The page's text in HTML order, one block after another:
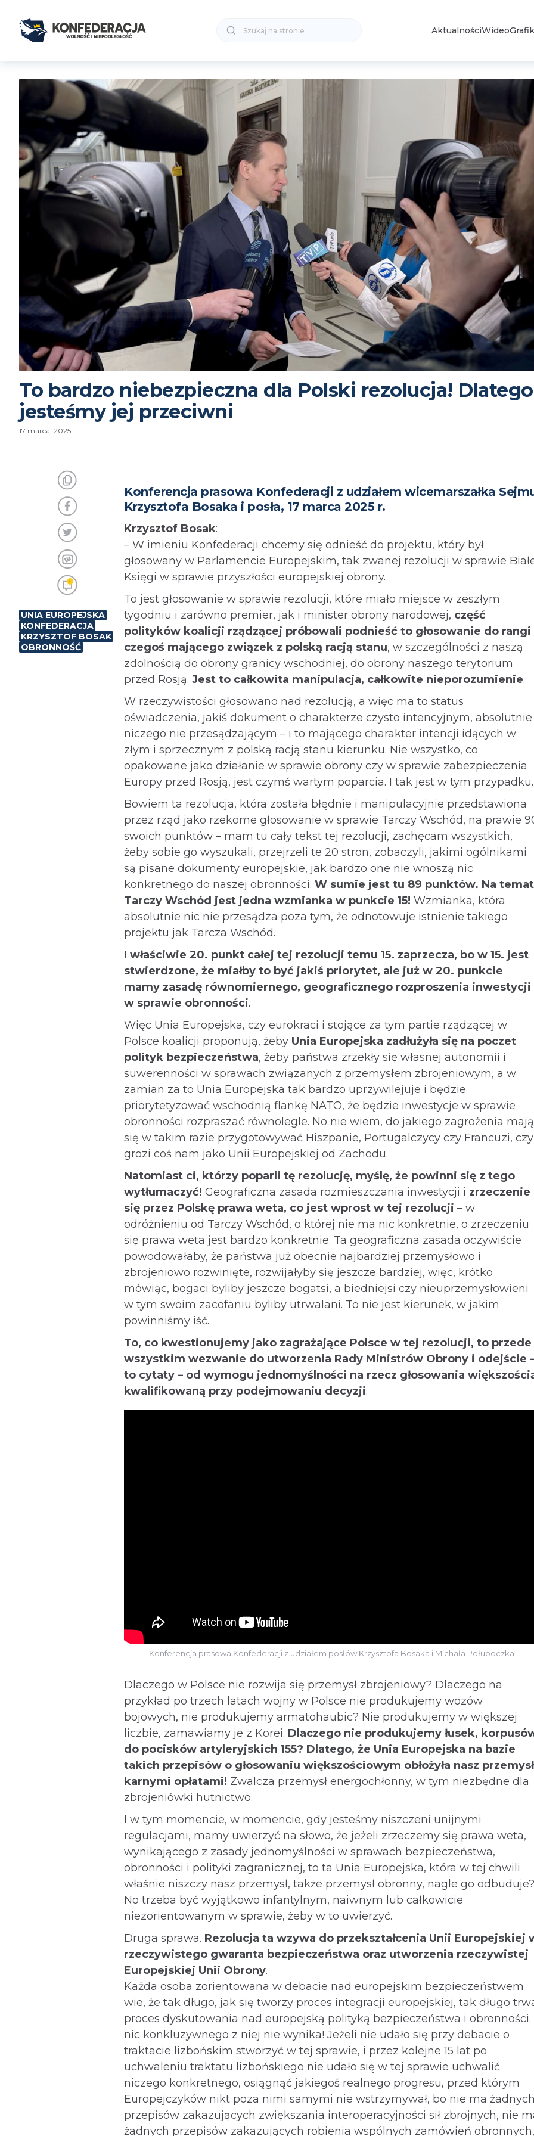
for:
AktualnościWideo
To bardzo niebezpieczna dla Polski rezolucja! Dlatego
jesteśmy jej przeciwni
17 marca, 2025
1
UNIA EUROPEJSKA
KONFEDERACJA
KRZYSZTOF BOSAK
OBRONNOŚĆ
Konferencja prasowa Konfederacji z udziałem wicemarszałka
Krzysztofa Bosaka i posła, 17 marca 2025 r.
Krzysztof Bosak:
– W imieniu Konfederacji chcemy się odnieść do projektu, który był
głosowany w Parlamencie Europejskim, tak zwanej rezolucji w sprawie
Księgi w sprawie przyszłości europejskiej obrony.
To jest głosowanie w sprawie rezolucji, które miało miejsce w zeszłym
tygodniu i zarówno premier, jak i minister obrony narodowej, część
polityków koalicji rządzącej próbowali podnieść to głosowanie do rangi
czegoś mającego związek z polską racją stanu, w szczególności z naszą
zdolnością do obrony granicy wschodniej, do obrony naszego terytorium
przed Rosją. Jest to całkowita manipulacja, całkowite nieporozumienie.
W rzeczywistości głosowano nad rezolucją, a więc ma to status
oświadczenia, jakiś dokument o charakterze czysto intencyjnym, absolutnie
niczego nie przesądzającym – i to mającego charakter intencji idących w
złym i sprzecznym z polską racją stanu kierunku. Nie wszystko, co
opakowane jako działanie w sprawie obrony czy w sprawie zabezpieczenia
Europy przed Rosją, jest czymś wartym poparcia. I tak jest w tym przypadku.
Bowiem ta rezolucja, która została błędnie i manipulacyjnie przedstawiona
przez rząd jako rzekome głosowanie w sprawie Tarczy Wschód, na prawie
swoich punktów – mam tu cały tekst tej rezolucji, zachęcam wszystkich,
żeby sobie go wyszukali, przejrzeli te 20 stron, zobaczyli, jakimi ogólnikami
są pisane dokumenty europejskie, jak bardzo one nie wnoszą nic
konkretnego do naszej obronności. W sumie jest tu 89 punktów. Na temat
Tarczy Wschód jest jedna wzmianka w punkcie 15! Wzmianka, która
absolutnie nic nie przesądza poza tym, że odnotowuje istnienie takiego
projektu jak Tarcza Wschód.
I właściwie 20. punkt całej tej rezolucji temu 15. zaprzecza, bo w 15. jest
stwierdzone, że miałby to być jakiś priorytet, ale już w 20. punkcie
mamy zasadę równomiernego, geograficznego rozproszenia inwestycji
w sprawie obronności.
Więc Unia Europejska, czy eurokraci i stojące za tym partie rządzącej w
Polsce koalicji proponują, żeby Unia Europejska zadłużyła się na poczet
polityk bezpieczeństwa, żeby państwa zrzekły się własnej autonomii i
suwerenności w sprawach związanych z przemysłem zbrojeniowym, a w
zamian za to Unia Europejska tak bardzo uprzywilejuje i będzie
priorytetyzować wschodnią flankę NATO, że będzie inwestycje w sprawie
obronności rozpraszać równolegle. No nie wiem, do jakiego zagrożenia mają
się w takim razie przygotowywać Hiszpanie, Portugalczycy czy Francuzi, czy
grozi coś nam jako Unii Europejskiej od Zachodu.
Natomiast ci, którzy poparli tę rezolucję, myślę, że powinni się z tego
wytłumaczyć! Geograficzna zasada rozmieszczania inwestycji i zrzeczenie
się przez Polskę prawa weta, co jest wprost w tej rezolucji – w
odróżnieniu od Tarczy Wschód, o której nie ma nic konkretnie, o zrzeczeniu
się prawa weta jest bardzo konkretnie. Ta geograficzna zasada oczywiście
powodowałaby, że państwa już obecnie najbardziej przemysłowo i
zbrojeniowo rozwinięte, rozwijałyby się jeszcze bardziej, więc, krótko
mówiąc, bogaci byliby jeszcze bogatsi, a biedniejsi czy nieuprzemysłowieni
w tym swoim zacofaniu byliby utrwalani. To nie jest kierunek, w jakim
powinniśmy iść.
To, co kwestionujemy jako zagrażające Polsce w tej rezolucji, to przede
wszystkim wezwanie do utworzenia Rady Ministrów Obrony i odejście
to cytaty – od wymogu jednomyślności na rzecz głosowania
kwalifikowaną przy podejmowaniu decyzji.
Konferencja prasowa Konfederacji z udziałem posłów Krzysztofa Bosaka i Michała Połuboczka
Dlaczego w Polsce nie rozwija się przemysł zbrojeniowy? Dlaczego na
przykład po trzech latach wojny w Polsce nie produkujemy wozów
bojowych, nie produkujemy armatohaubic? Nie produkujemy w większej
liczbie, zamawiamy je z Korei. Dlaczego nie produkujemy łusek,
do pocisków artyleryjskich 155? Dlatego, że Unia Europejska na bazie
takich przepisów o głosowaniu większościowym obłożyła nasz przemysł
karnymi opłatami! Zwalcza przemysł energochłonny, w tym niezbędne dla
zbrojeniówki hutnictwo.
I w tym momencie, w momencie, gdy jesteśmy niszczeni unijnymi
regulacjami, mamy uwierzyć na słowo, że jeżeli zrzeczemy się prawa weta,
wynikającego z zasady jednomyślności w sprawach bezpieczeństwa,
obronności i polityki zagranicznej, to ta Unia Europejska, która w tej chwili
właśnie niszczy nasz przemysł, także przemysł obronny, nagle go odbuduje?
No trzeba być wyjątkowo infantylnym, naiwnym lub całkowicie
niezorientowanym w sprawie, żeby w to uwierzyć.
Druga sprawa. Rezolucja ta wzywa do przekształcenia Unii Europejskiej
rzeczywistego gwaranta bezpieczeństwa oraz utworzenia rzeczywistej
Europejskiej Unii Obrony.
Każda osoba zorientowana w debacie nad europejskim bezpieczeństwem
wie, że tak długo, jak się tworzy proces integracji europejskiej, tak długo
proces dyskutowania nad europejską polityką bezpieczeństwa i obronności.
nic konkluzywnego z niej nie wynika! Jeżeli nie udało się przy debacie o
traktacie lizbońskim stworzyć w tej sprawie, i przez kolejne 15 lat po
uchwaleniu traktatu lizbońskiego nie udało się w tej sprawie uchwalić
niczego konkretnego, osiągnąć jakiegoś realnego progresu, przed którym
Europejczyków nikt poza nimi samymi nie wstrzymywał, bo nie ma
przepisów zakazujących zwiększania interoperacyjności sił zbrojnych, nie
żadnych przepisów zakazujących robienia wspólnych zamówień obronnych,